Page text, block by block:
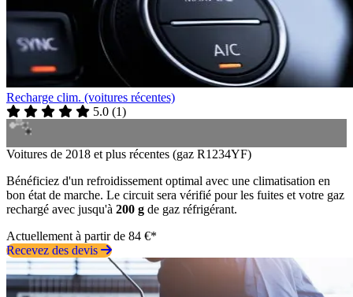
Recharge clim. (voitures récentes)
5.0 (1)
Voitures de 2018 et plus récentes (gaz R1234YF)
Bénéficiez d'un refroidissement optimal avec une climatisation en
bon état de marche. Le circuit sera vérifié pour les fuites et votre gaz
rechargé avec jusqu'à 200 g de gaz réfrigérant.
Actuellement à partir de 84 €*
Recevez des devis